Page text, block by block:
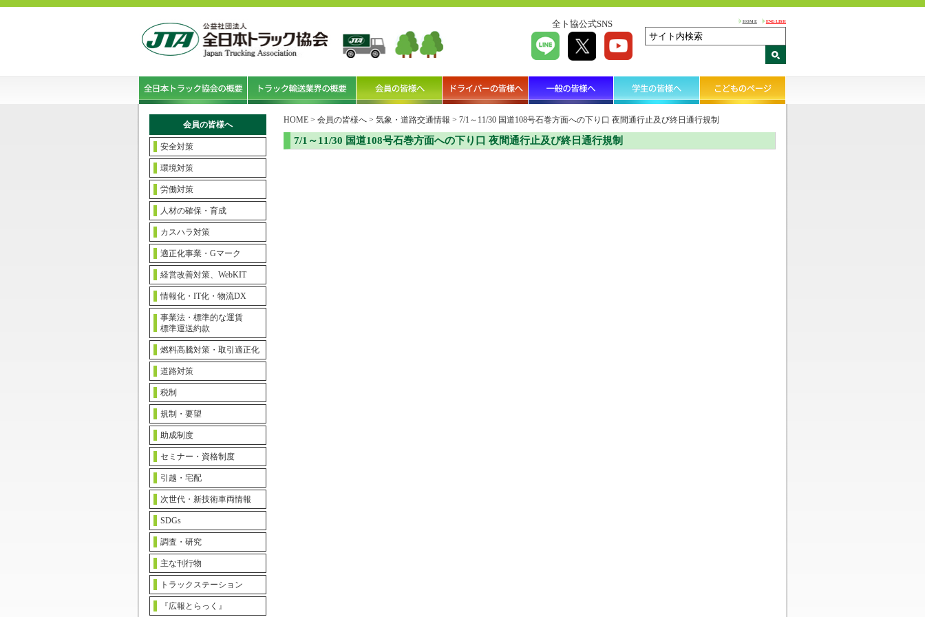
全ト協公式SNS HOME ENGLISH
会員の皆様へ
安全対策
環境対策
労働対策
人材の確保・育成
カスハラ対策
適正化事業・Gマーク
経営改善対策、WebKIT
情報化・IT化・物流DX
事業法・標準的な運賃
標準運送約款
燃料高騰対策・取引適正化
道路対策
税制
規制・要望
助成制度
セミナー・資格制度
引越・宅配
次世代・新技術車両情報
SDGs
調査・研究
主な刊行物
トラックステーション
『広報とらっく』
HOME > 会員の皆様へ > 気象・道路交通情報 > 7/1～11/30 国道108号石巻方面への下り口 夜間通行止及び終日通行規制
7/1～11/30 国道108号石巻方面への下り口 夜間通行止及び終日通行規制